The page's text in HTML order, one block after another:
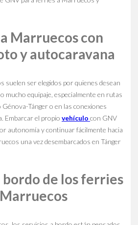
Marruecos con
y autocaravana
suelen ser elegidos por quienes desean
mucho equipaje, especialmente en rutas
Tánger o en las conexiones
Embarcar el propio vehículo con GNV
autonomía y continuar fácilmente hacia
una vez desembarcados en Tánger
bordo de los ferries